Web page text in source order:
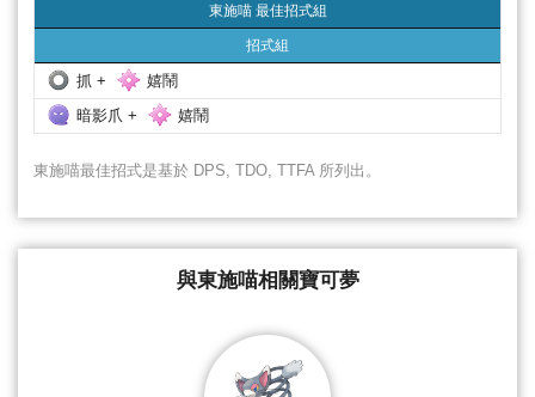
與東施喵相關寶可夢
東施喵 最佳招式組
招式組
抓 +
嬉鬧
暗影爪 +
嬉鬧
東施喵最佳招式是基於 DPS, TDO, TTFA 所列出。